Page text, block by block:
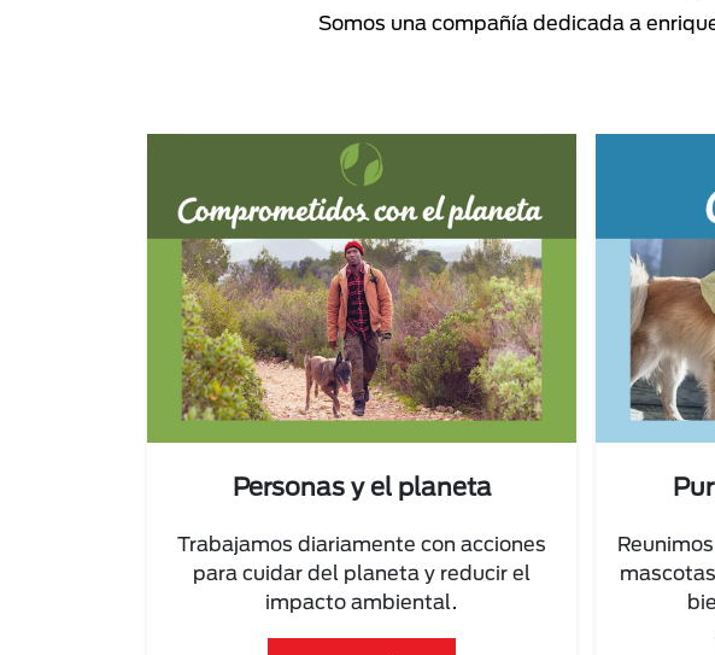
Somos una compañía dedicada a
Personas y el planeta
Trabajamos diariamente con acciones
para cuidar del planeta y reducir el
impacto ambiental.